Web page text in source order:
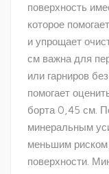
поверхность
которое
и упрощает
см важна для
или гарниров
помогает
борта 0,45 см.
минеральным
меньшим риском
поверхности.